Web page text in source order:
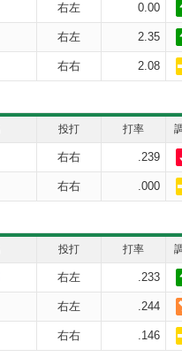
右左 0.00
右左 2.35
右右 2.08
投打 打率
右右 .239
右右 .000
投打 打率
右左 .233
右左 .244
右右 .146